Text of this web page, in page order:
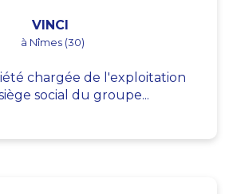
VINCI
à Nîmes (30)
chargée de l'exploitation
social du groupe...